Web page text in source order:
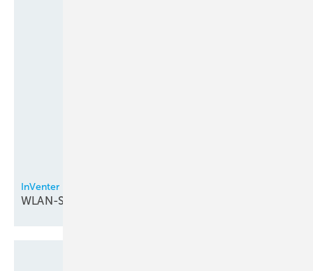
InVenter
WLAN-Steuerung bei